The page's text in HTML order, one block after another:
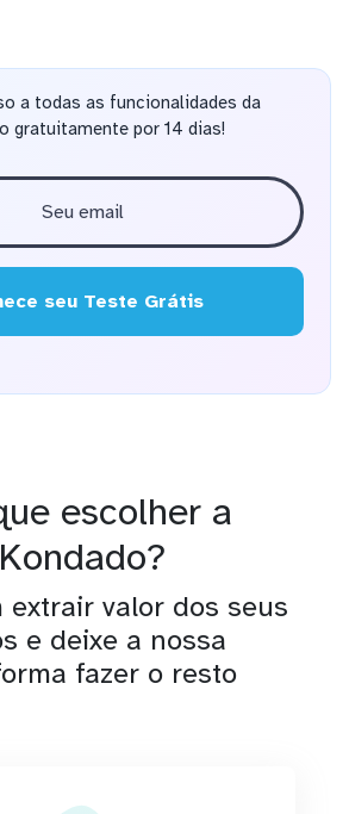
a todas as funcionalidades da
gratuitamente por 14 dias!
seu Teste Grátis
escolher a
Kondado?
extrair valor dos seus
e deixe a nossa
fazer o resto